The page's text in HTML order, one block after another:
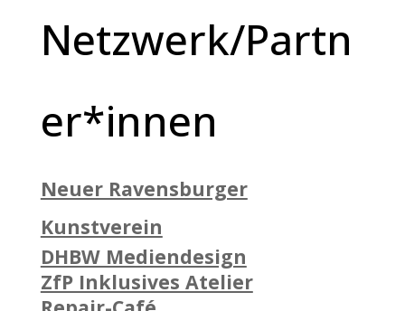
Netzwerk/Partn
er*innen
Neuer Ravensburger
Kunstverein
DHBW Mediendesign
ZfP Inklusives Atelier